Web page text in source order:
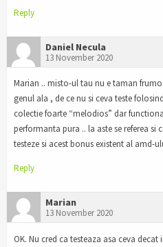
Reply
Daniel Necula
13 November 2020
Marian .. misto-ul tau nu e taman
genul ala , de ce nu si ceva teste
colectie foarte “melodios” dar
performanta pura .. la aste se referea si
testeze si acest bonus existent al amd-
Reply
Marian
13 November 2020
OK. Nu cred ca testeaza asa ceva